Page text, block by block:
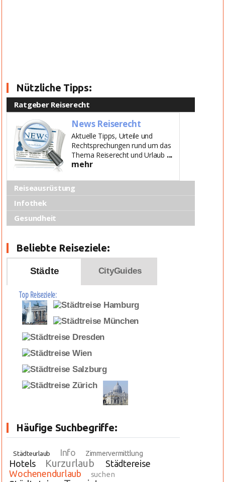
Nützliche Tipps:
Ratgeber Reiserecht
News Reiserecht
Aktuelle Tipps, Urteile und
Rechtsprechungen rund um das
Thema Reiserecht und Urlaub ...
mehr
Reiseausrüstung
Infothek
Gesundheit
Beliebte Reiseziele:
Städte CityGuides
Top Reiseziele:
Häufige Suchbegriffe:
Städteurlaub Info Zimmervermittlung
Hotels Kurzurlaub
Städtereise
Wochenendurlaub
suchen